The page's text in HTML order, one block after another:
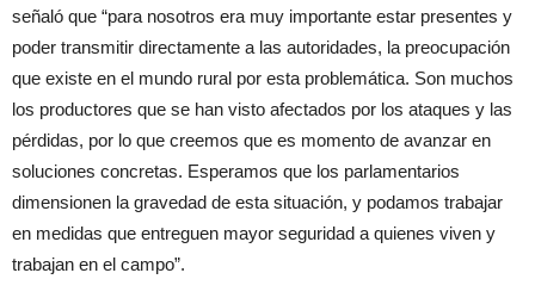
señaló que “para nosotros era muy importante estar presentes y
poder transmitir directamente a las autoridades, la preocupación
que existe en el mundo rural por esta problemática. Son muchos
los productores que se han visto afectados por los ataques y las
pérdidas, por lo que creemos que es momento de avanzar en
soluciones concretas. Esperamos que los parlamentarios
dimensionen la gravedad de esta situación, y podamos trabajar
en medidas que entreguen mayor seguridad a quienes viven y
trabajan en el campo”.